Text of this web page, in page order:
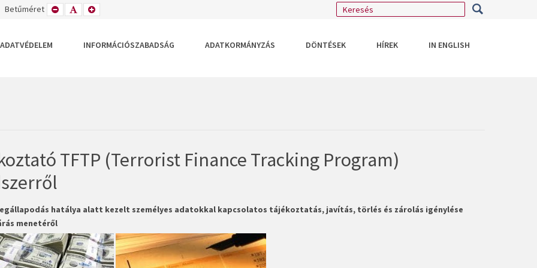
Betűméret KISEBB
BETŰTÍPUS
ALAPÉRTELMEZETT
BETŰMÉRET
NAGYOBB
BETŰMÉRET
ADATVÉDELEM INFORMÁCIÓSZABADSÁG ADATKORMÁNYZÁS DÖNTÉSEK HÍREK IN ENGLISH
TFTP (Terrorist Finance Tracking Program)
hatálya alatt kezelt személyes adatokkal kapcsolatos tájékoztatás, javítás, törlés és zárolás igénylése
menetéről